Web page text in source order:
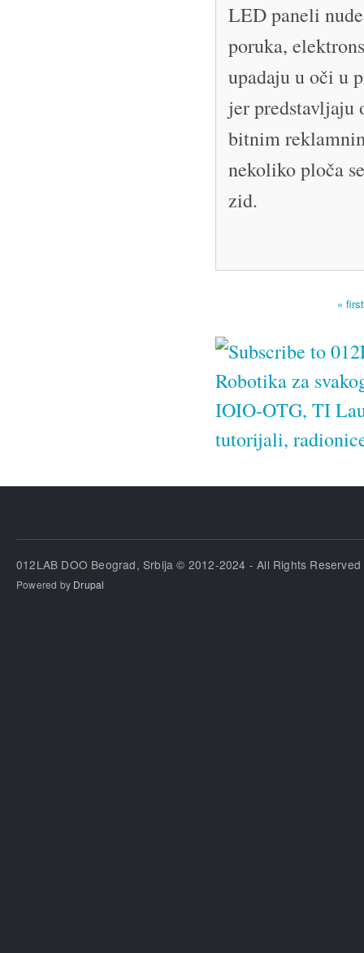
LED paneli
poruka,
upadaju u oči u
jer predstavljaju
bitnim
nekoliko ploča
zid.
« first
012LAB DOO Beograd, Srbija © 2012-2024 - All Rights Reserved
Powered by Drupal